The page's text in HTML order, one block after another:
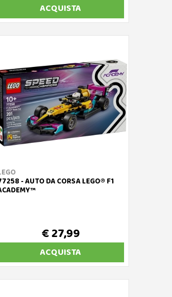
ACQUISTA
- AUTO DA CORSA LEGO® F1
€ 27,99
ACQUISTA